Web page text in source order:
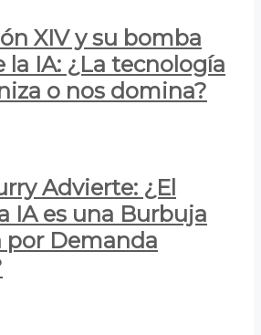
XIV y su bomba
la IA: ¿La tecnología
o nos domina?
Advierte: ¿El
IA es una Burbuja
por Demanda